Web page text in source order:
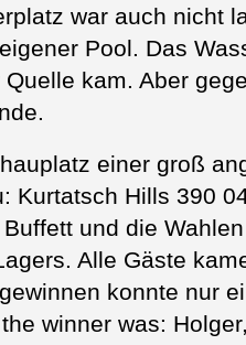
war auch nicht
Pool. Das
kam. Aber
einer groß
Kurtatsch Hills 390
und die
Alle Gäste
konnte nur
winner was: